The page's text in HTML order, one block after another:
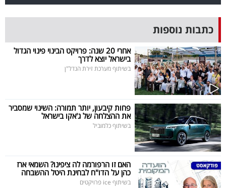
כתבות נוספות
אחרי 20 שנה: פרויקט הבינוי פינוי הגדול
בישראל יוצא לדרך
בשיתוף מערכת זירת הנדל"ן
פחות קיבעון, יותר תמורה: השינוי שמסביר
את ההצלחה של ג'אקו בישראל
בשיתוף כלמוביל
האם זו הרפורמה לה ציפינו? השמאי ארז
כהן על הדו"ח לבחינת היטל ההשבחה
בשיתוף ice פרויקטים